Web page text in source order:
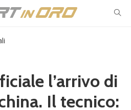
l’arrivo di
Il tecnico: